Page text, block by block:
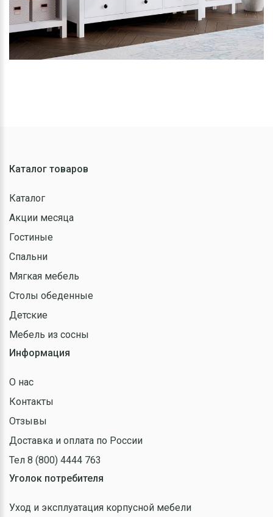
Каталог товаров
Каталог
Акции месяца
Гостиные
Спальни
Мягкая мебель
Столы обеденные
Детские
Мебель из сосны
Информация
О нас
Контакты
Отзывы
Доставка и оплата по России
Тел 8 (800) 4444 763
Уголок потребителя
Уход и эксплуатация корпусной мебели